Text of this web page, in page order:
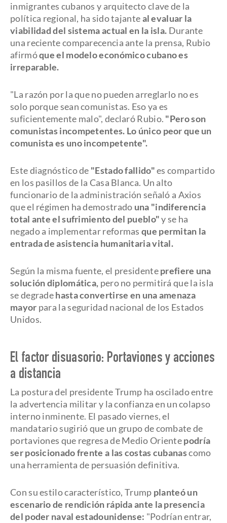
inmigrantes cubanos y arquitecto clave de la
política regional, ha sido tajanteal evaluar la
viabilidad del sistema actual en la isla. Durante
una reciente comparecencia ante la prensa, Rubio
afirmóque el modelo económico cubano es
irreparable.
"La razón por la que no pueden arreglarlo no es
solo porque sean comunistas. Eso ya es
suficientemente malo", declaró Rubio. "Pero son
comunistas incompetentes. Lo único peor que un
comunista es uno incompetente".
Este diagnóstico de "Estado fallido"es compartido
en los pasillos de la Casa Blanca. Un alto
funcionario de la administración señaló a Axios
que el régimen ha demostrado una "indiferencia
total ante el sufrimiento del pueblo"y se ha
negado a implementar reformasque permitan la
entrada de asistencia humanitaria vital.
Según la misma fuente, el presidenteprefiere una
solución diplomática, pero no permitirá que la isla
se degradehasta convertirse en una amenaza
mayor para la seguridad nacional de los Estados
Unidos.
El factor disuasorio: Portaviones y acciones
a distancia
La postura del presidente Trump ha oscilado entre
la advertencia militar y la confianza en un colapso
interno inminente. El pasado viernes, el
mandatario sugirió que un grupo de combate de
portaviones que regresa de Medio Orientepodría
ser posicionado frente a las costas cubanascomo
una herramienta de persuasión definitiva.
Con su estilo característico, Trump planteó un
escenario de rendición rápida ante la presencia
del poder naval estadounidense: "Podrían entrar,